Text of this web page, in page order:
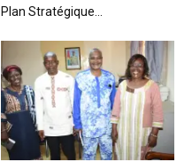
Plan Stratégique...